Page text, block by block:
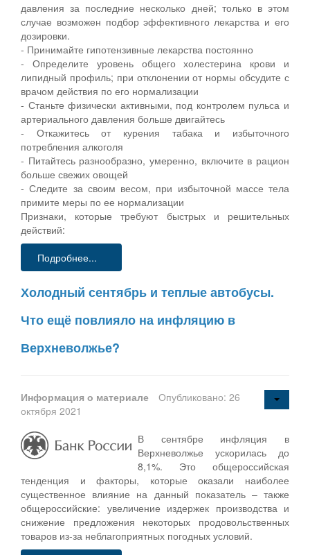
давления за последние несколько дней; только в этом
случае возможен подбор эффективного лекарства и его
дозировки.
- Принимайте гипотензивные лекарства постоянно
- Определите уровень общего холестерина крови и
липидный профиль; при отклонении от нормы обсудите с
врачом действия по его нормализации
- Станьте физически активными, под контролем пульса и
артериального давления больше двигайтесь
- Откажитесь от курения табака и избыточного
потребления алкоголя
- Питайтесь разнообразно, умеренно, включите в рацион
больше свежих овощей
- Следите за своим весом, при избыточной массе тела
примите меры по ее нормализации
Признаки, которые требуют быстрых и решительных
действий:
Подробнее...
Холодный сентябрь и теплые автобусы.
Что ещё повлияло на инфляцию в
Верхневолжье?
Информация о материале
Опубликовано: 26
октября 2021
В сентябре инфляция в
Верхневолжье ускорилась до
8,1%. Это общероссийская
тенденция и факторы, которые оказали наиболее
существенное влияние на данный показатель – также
общероссийские: увеличение издержек производства и
снижение предложения некоторых продовольственных
товаров из-за неблагоприятных погодных условий.